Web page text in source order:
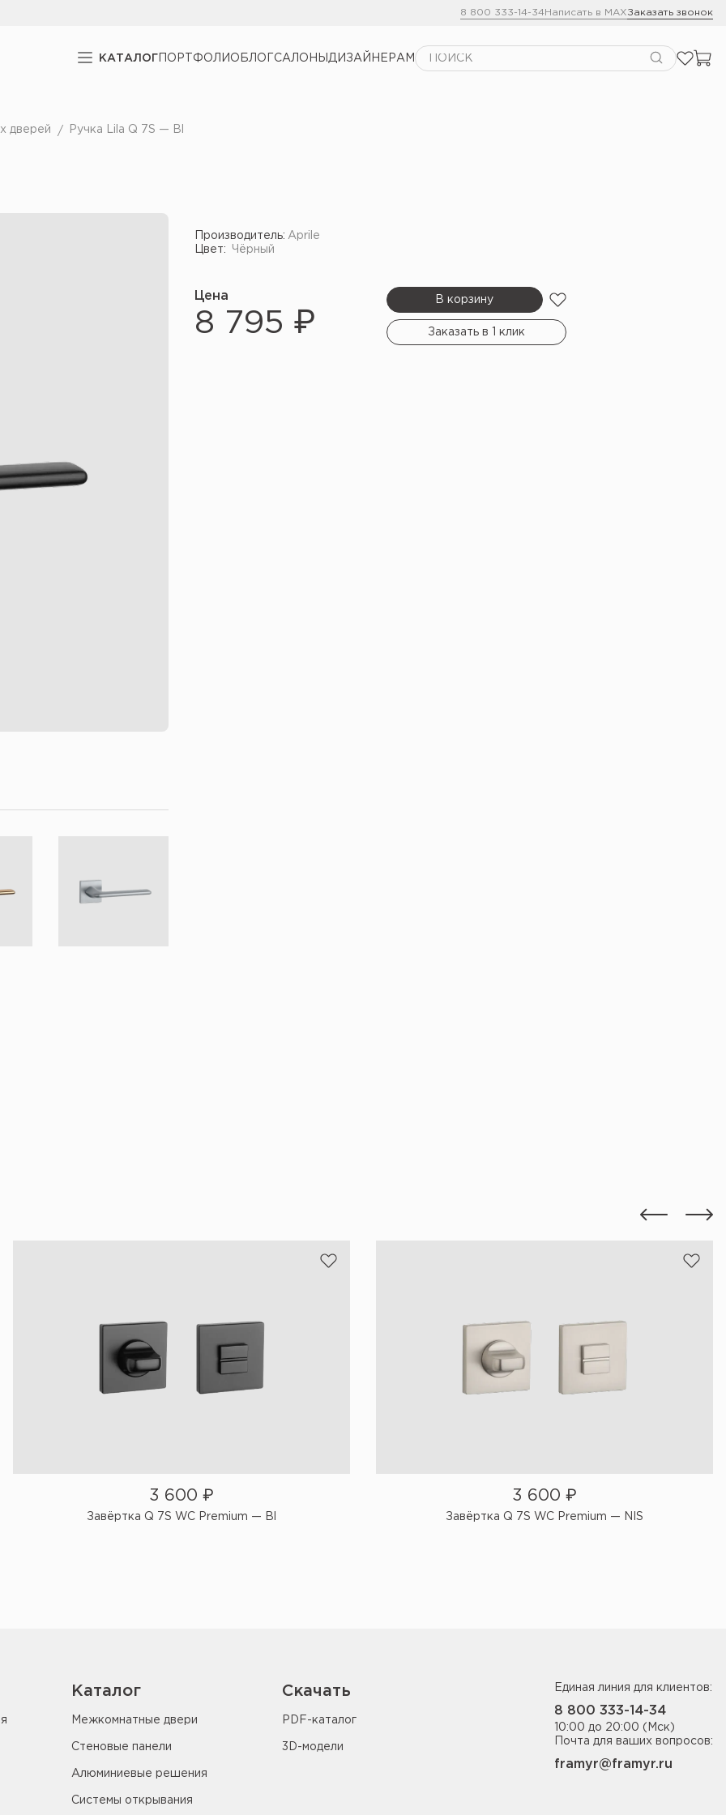
8 800 333-14-34Написать в MAXЗаказать звонок
КАТАЛОГ ПОРТФОЛИО БЛОГСАЛОНЫ ДИЗАЙНЕРАМ
дверей Ручка Lila Q 7S — Bl
Производитель: Aprile
Цвет:
Чёрный
Цена
8 795 ₽
В корзину
Заказать в 1 клик
3 600 ₽
Завёртка Q 7S WC Premium — Bl
3 600 ₽
Завёртка Q 7S WC Premium — NIS
Каталог
Межкомнатные двери
Стеновые панели
Алюминиевые решения
Системы открывания
Скачать
PDF-каталог
3D-модели
Единая линия для клиентов:
8 800 333-14-34
10:00 до 20:00 (Мск)
Почта для ваших вопросов:
framyr@framyr.ru